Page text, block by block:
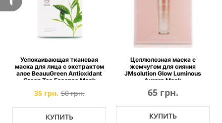
Успокаивающая тканевая
маска для лица c экстрактом
алое BeauuGreen Antioxidant
Green Tea Essence Mask
35 грн. 50 грн.
КУПИТЬ
Целлюлозная маска с
жемчугом для сияния
JMsolution Glow Luminous
Aurora Mask
65 грн.
КУПИТЬ